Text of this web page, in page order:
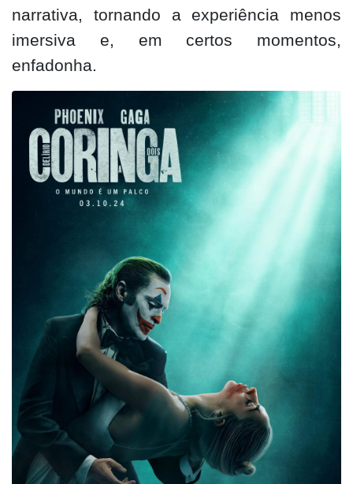
narrativa, tornando a experiência menos
imersiva e, em certos momentos,
enfadonha.